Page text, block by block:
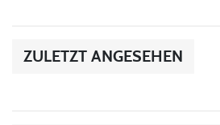
ZULETZT ANGESEHEN